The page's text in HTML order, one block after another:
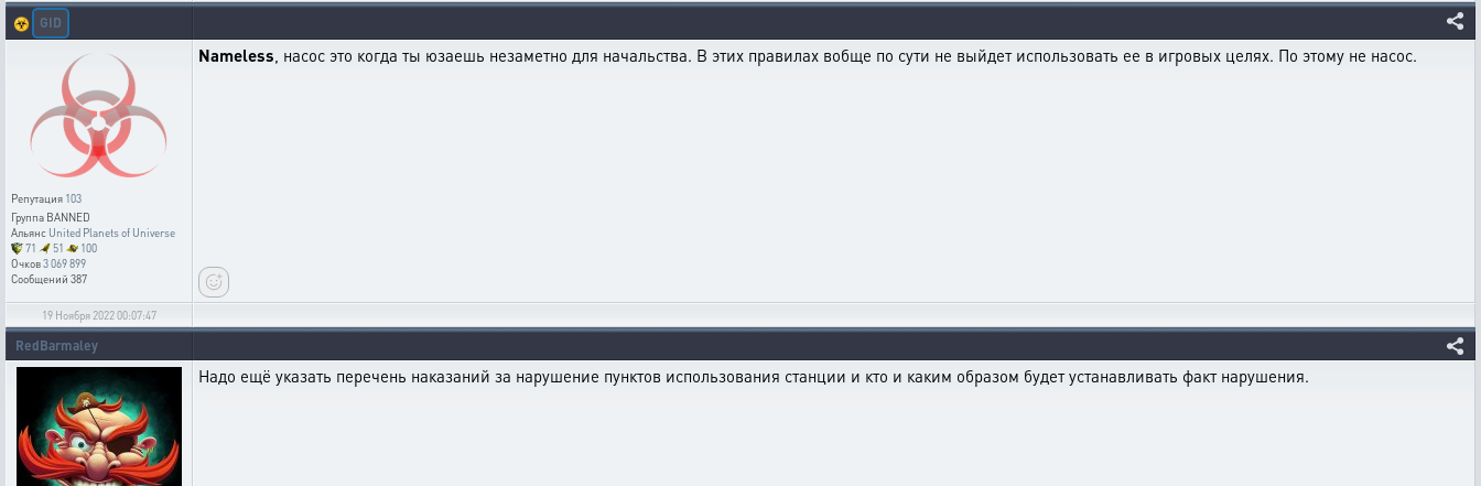
☣️ GID
Репутация 103
Группа BANNED
Альянс United Planets of Universe
71
51
100
Очков3 069 899
Сообщений 387
Nameless, насос это когда ты юзаешь незаметно для начальства. В этих правилах вобще по сути не выйдет использовать ее в игровых целях. По этому не насос.
19 Ноября 2022 00:07:47
RedBarmaley
Надо ещё указать перечень наказаний за нарушение пунктов использования станции и кто и каким образом будет устанавливать факт нарушения.